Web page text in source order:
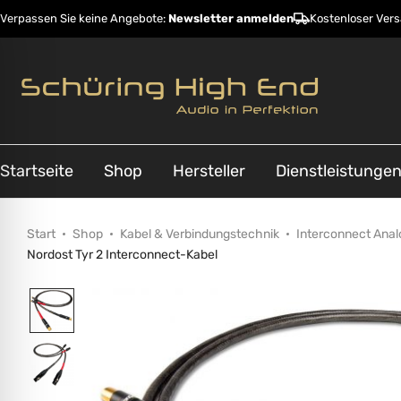
Verpassen Sie keine Angebote: Newsletter anmelden Kostenloser
Startseite Shop Hersteller Dienstleistungen
Start Shop Kabel & Verbindungstechnik Interconnect
Nordost Tyr 2 Interconnect-Kabel